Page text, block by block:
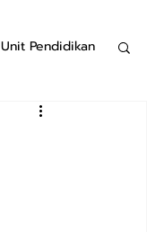
Unit Pendidikan